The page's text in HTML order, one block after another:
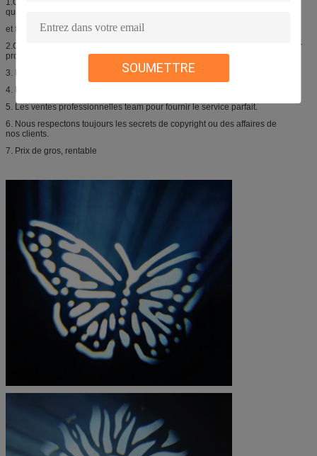
SOUMETTRE
1.Over 8 ans d'étape allumant l'expérience de série en tant
que fabricant professionnel d'éclairage d'étape
et fournisseur.
2.Over 6 ans d'expérience d'exportation en tant que le fabricant et fournisseur
professionnels d'éclairage d'étape.
3. Département strict de contrôle de qualité, qualité fiable.
4. Fournissez les produits rentables.
5. Les ventes professionnelles team pour fournir le service parfait.
6. Nous respectons toujours les secrets de copyright ou des affaires de
nos clients.
7. Prix de gros, rentable